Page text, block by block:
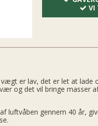
VI
er lav, det er let at
og det vil bringe masser
luftvåben gennem 40 år,